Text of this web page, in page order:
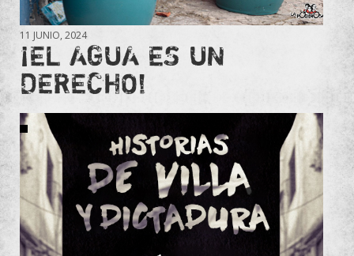
11 JUNIO, 2024
¡EL AGUA ES UN
DERECHO!